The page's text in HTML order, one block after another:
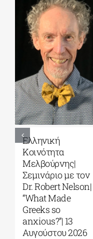
Ελληνική
Κοινότητα
Μελβούρνης|
Σεμινάριο με τον
Dr. Robert Nelson|
“What Made
Greeks so
anxious?”| 13
Αυγούστου 2026